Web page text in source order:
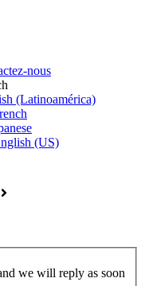
nous
(Latinoamérica)
(US)
we will reply as soon